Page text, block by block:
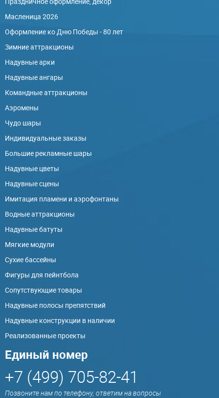
Масленица 2026
Оформление ко Дню Победы - 80 лет
Зимние аттракционы
Надувные арки
Надувные ангары
Командные аттракционы
Аэромены
Чудо шары
Индивидуальные заказы
Большие рекламные шары
Надувные цветы
Надувные сцены
Имитация пламени и аэрофонтаны
Водные аттракционы
Надувные батуты
Мягкие модули
Сухие бассейны
Фигуры для пейнтбола
Сопутствующие товары
Надувные полосы препятствий
Надувные конструкции в наличии
Реализованные проекты
Единый номер
+7 (499) 705-82-41
Позвоните нам по телефону, ответим на вопросы